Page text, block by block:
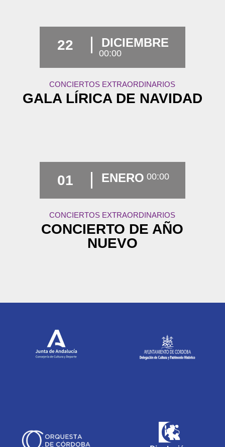
22 DICIEMBRE
00:00
CONCIERTOS EXTRAORDINARIOS
GALA LÍRICA DE NAVIDAD
01 ENERO 00:00
CONCIERTOS EXTRAORDINARIOS
CONCIERTO DE AÑO
NUEVO